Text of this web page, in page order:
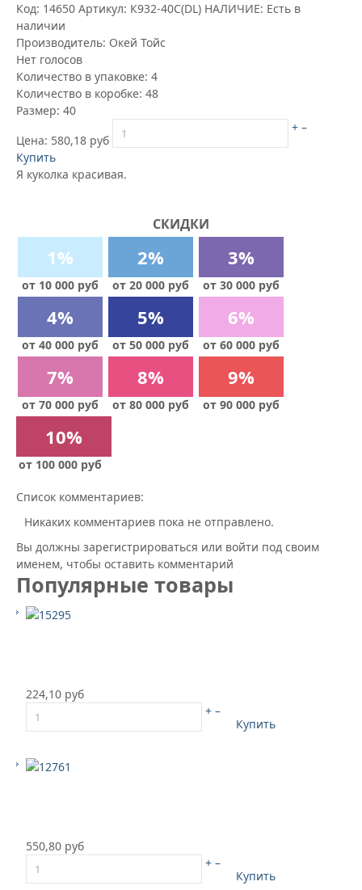
Код: 14650 Артикул: К932-40С(DL) НАЛИЧИЕ: Есть в
наличии
Производитель: Окей Тойс
Нет голосов
Количество в упаковке: 4
Количество в коробке: 48
Размер: 40
Цена: 580,18 руб
+ –
Купить
Я куколка красивая.
СКИДКИ
1%
от 10 000 руб
2%
от 20 000 руб
3%
от 30 000 руб
4%
от 40 000 руб
5%
от 50 000 руб
6%
от 60 000 руб
7%
от 70 000 руб
8%
от 80 000 руб
9%
от 90 000 руб
10%
от 100 000 руб
Список комментариев:
Никаких комментариев пока не отправлено.
Вы должны зарегистрироваться или войти под своим
именем, чтобы оставить комментарий
Популярные товары
224,10 руб
+ –
Купить
550,80 руб
+ –
Купить